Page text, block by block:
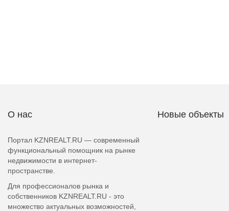
О нас
Портал KZNREALT.RU — современный
функциональный помощник на рынке
недвижимости в интернет-
пространстве.
Для профессионалов рынка и
собственников KZNREALT.RU - это
множество актуальных возможностей,
Новые объекты